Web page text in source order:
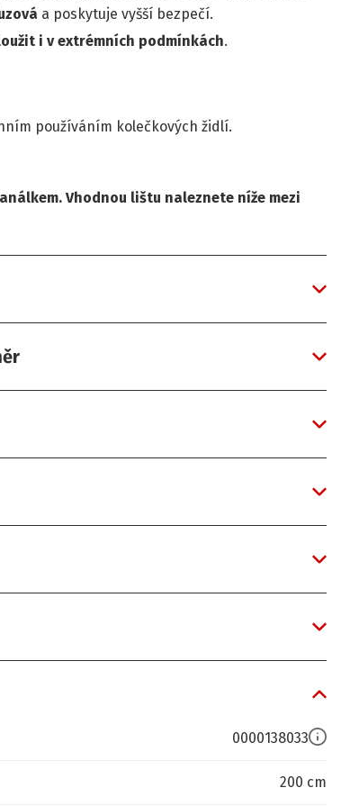
a poskytuje vyšší bezpečí.
i v extrémních podmínkách.
používáním kolečkových židlí.
Vhodnou lištu naleznete níže mezi
0000138033
200 cm